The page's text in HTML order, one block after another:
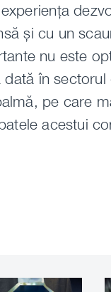
și cu un
nu este
în
pe care
acestui